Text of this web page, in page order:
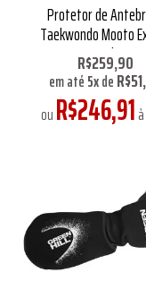
Protetor de
Taekwondo Mooto
Aprovado WT
R$259,90
em até5xde
ouR$246,91